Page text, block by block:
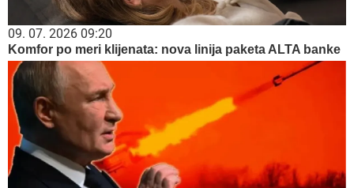
09. 07. 2026 09:20
Komfor po meri klijenata: nova linija paketa ALTA banke